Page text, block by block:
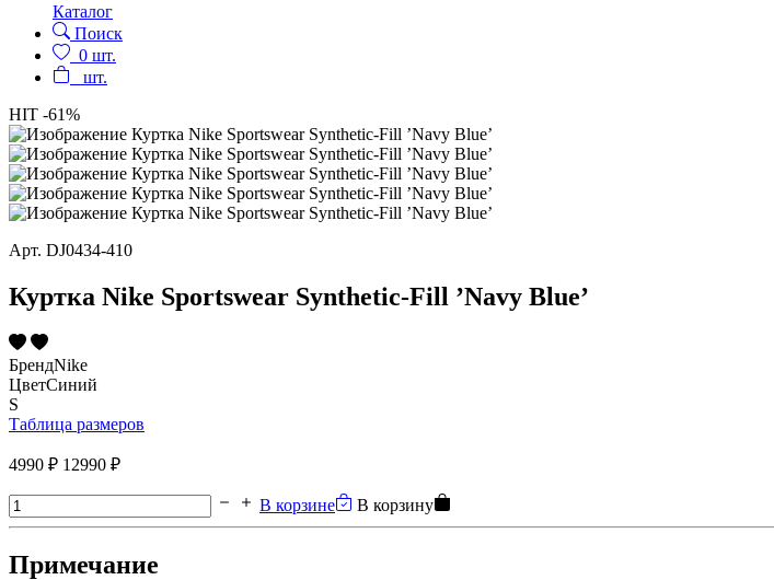
Каталог
Поиск
0 шт.
шт.
HIT -61%
Арт. DJ0434-410
Куртка Nike Sportswear Synthetic-Fill ’Navy Blue’
БрендNike
ЦветСиний
S
Таблица размеров
4990 ₽ 12990 ₽
В корзине В корзину
Примечание